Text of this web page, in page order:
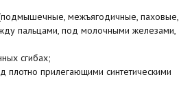
межъягодичные, паховые,
пальцами, под молочными железами,
сгибах;
плотно прилегающими синтетическими